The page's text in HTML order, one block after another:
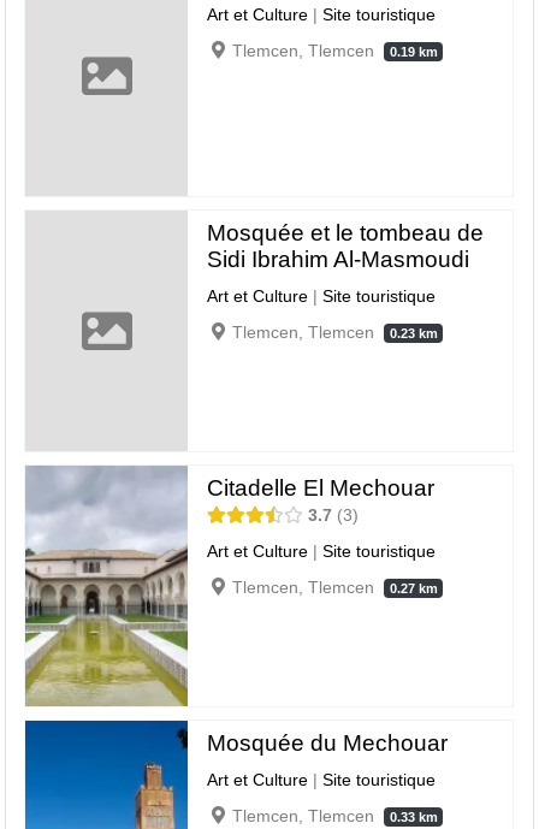
Art et Culture |Site touristique
Tlemcen, Tlemcen
0.19 km
Mosquée et le tombeau de
Sidi Ibrahim Al-Masmoudi
Art et Culture |Site touristique
Tlemcen, Tlemcen
0.23 km
Citadelle El Mechouar
3.7
3
Art et Culture |Site touristique
Tlemcen, Tlemcen
0.27 km
Mosquée du Mechouar
Art et Culture |Site touristique
Tlemcen, Tlemcen
0.33 km